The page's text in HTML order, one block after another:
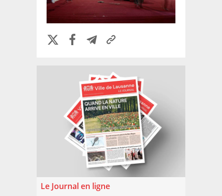
Le Journal en ligne